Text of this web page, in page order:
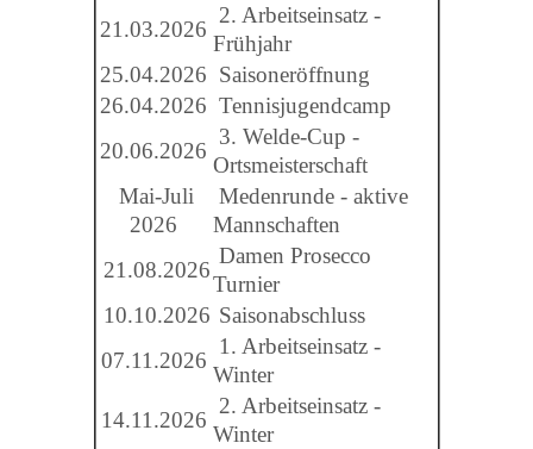
21.03.2026
2. Arbeitseinsatz -
Frühjahr
25.04.2026 Saisoneröffnung
26.04.2026 Tennisjugendcamp
20.06.2026
3. Welde-Cup -
Ortsmeisterschaft
Mai-Juli
2026
Medenrunde - aktive
Mannschaften
21.08.2026
Damen Prosecco
Turnier
10.10.2026 Saisonabschluss
07.11.2026
1. Arbeitseinsatz -
Winter
14.11.2026
2. Arbeitseinsatz -
Winter